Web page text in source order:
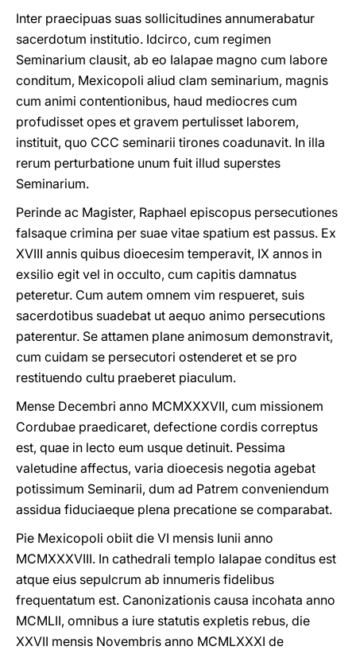
Inter praecipuas suas sollicitudines annumerabatur
sacerdotum institutio. Idcirco, cum regimen
Seminarium clausit, ab eo Ialapae magno cum labore
conditum, Mexicopoli aliud clam seminarium, magnis
cum animi contentionibus, haud mediocres cum
profudisset opes et gravem pertulisset laborem,
instituit, quo CCC seminarii tirones coadunavit. In illa
rerum perturbatione unum fuit illud superstes
Seminarium.
Perinde ac Magister, Raphael episcopus persecutiones
falsaque crimina per suae vitae spatium est passus. Ex
XVIII annis quibus dioecesim temperavit, IX annos in
exsilio egit vel in occulto, cum capitis damnatus
peteretur. Cum autem omnem vim respueret, suis
sacerdotibus suadebat ut aequo animo persecutions
paterentur. Se attamen plane animosum demonstravit,
cum cuidam se persecutori ostenderet et se pro
restituendo cultu praeberet piaculum.
Mense Decembri anno MCMXXXVII, cum missionem
Cordubae praedicaret, defectione cordis correptus
est, quae in lecto eum usque detinuit. Pessima
valetudine affectus, varia dioecesis negotia agebat
potissimum Seminarii, dum ad Patrem conveniendum
assidua fiduciaeque plena precatione se comparabat.
Pie Mexicopoli obiit die VI mensis Iunii anno
MCMXXXVIII. In cathedrali templo Ialapae conditus est
atque eius sepulcrum ab innumeris fidelibus
frequentatum est. Canonizationis causa incohata anno
MCMLII, omnibus a iure statutis expletis rebus, die
XXVII mensis Novembris anno MCMLXXXI de